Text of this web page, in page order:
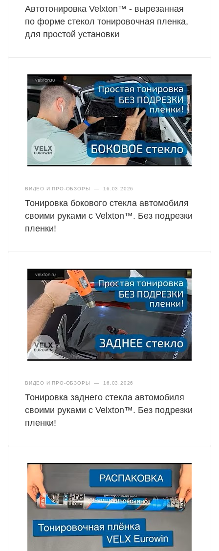
Автотонировка Velxton™ - вырезанная
по форме стекол тонировочная пленка,
для простой установки
ВИДЕО И ПРО-ОБЗОРЫ — 16.03.2026
Тонировка бокового стекла автомобиля
своими руками с Velxton™. Без подрезки
пленки!
ВИДЕО И ПРО-ОБЗОРЫ — 16.03.2026
Тонировка заднего стекла автомобиля
своими руками с Velxton™. Без подрезки
пленки!